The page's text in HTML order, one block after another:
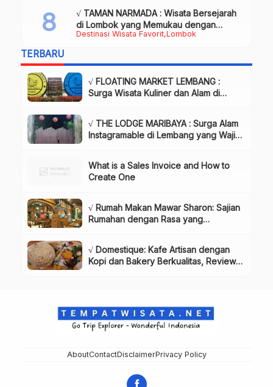
Destinasi Wisata Favorit Lombok
√ TAMAN NARMADA : Wisata Bersejarah
di Lombok yang Memukau dengan
Keindahan Alam & Budaya
TERBARU
√ FLOATING MARKET LEMBANG :
Surga Wisata Kuliner dan Alam di
√ THE LODGE MARIBAYA : Surga Alam
Instagramable di Lembang yang Wajib
What is a Sales Invoice and How to
Create One
√ Rumah Makan Mawar Sharon: Sajian
Rumahan dengan Rasa yang
√ Domestique: Kafe Artisan dengan
Kopi dan Bakery Berkualitas, Review
AboutContactDisclaimerPrivacy Policy